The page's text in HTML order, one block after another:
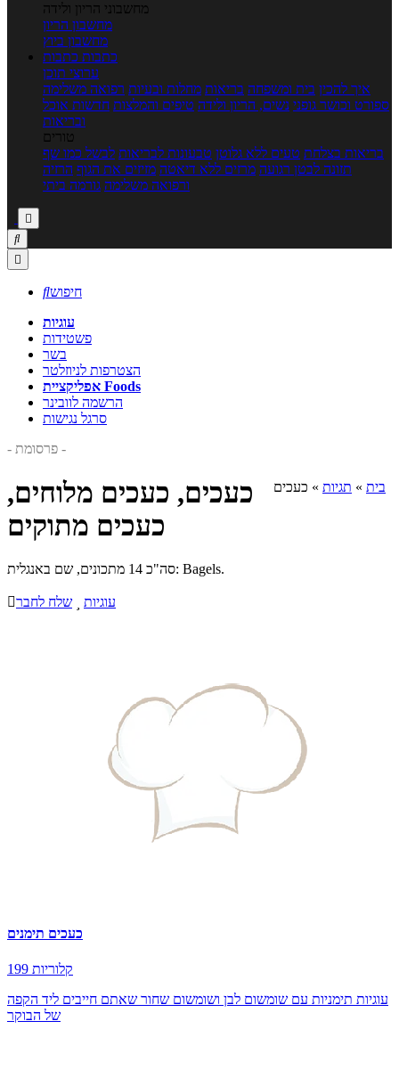
מחשבוני הריון ולידה
מחשבון הריון
מחשבון ביוץ
כתבות כתבות
ערוצי תוכן
איך להכין בית ומשפחה בריאות מחלות ובעיות רפואה משלימה
ספורט וכושר גופני נשים, הריון ולידה טיפים והמלצות חדשות אוכל
ובריאות
טורים
בריאות בצלחת טעים ללא גלוטן טבעונות לבריאות לבשל כמו שף
תזונה לבטן רגועה מרזים ללא דיאטה מזיזים את הגוף הרזיה
ורפואה משלימה גורמה ביתי



חיפוש
עוגיות
פשטידות
בשר
הצטרפות לניוזלטר
אפליקציית Foods
הרשמה לוובינר
סרגל נגישות
- פרסומת -
בית » תגיות » כעכים
כעכים, כעכים מלוחים,
כעכים מתוקים
סה"כ 14 מתכונים, שם באנגלית: Bagels.
שלח לחבר עוגיות
כעכים תימנים
199 קלוריות
עוגיות תימניות עם שומשום לבן ושומשום שחור שאתם חייבים ליד הקפה
של הבוקר